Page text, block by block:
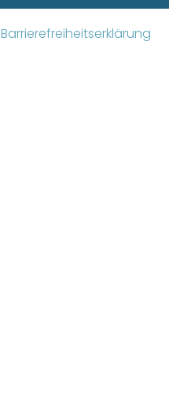
Barrierefreiheitserklärung